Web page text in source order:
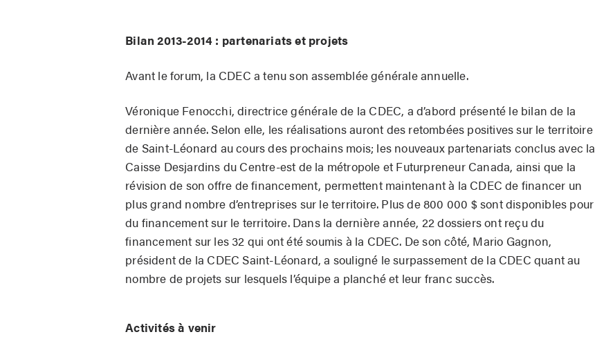
Bilan 2013-2014 : partenariats et projets
Avant le forum, la CDEC a tenu son assemblée générale annuelle.
Véronique Fenocchi, directrice générale de la CDEC, a d’abord présenté le bilan de la
dernière année. Selon elle, les réalisations auront des retombées positives sur le territoire
de Saint-Léonard au cours des prochains mois; les nouveaux partenariats conclus avec la
Caisse Desjardins du Centre-est de la métropole et Futurpreneur Canada, ainsi que la
révision de son offre de financement, permettent maintenant à la CDEC de financer un
plus grand nombre d’entreprises sur le territoire. Plus de 800 000 $ sont disponibles pour
du financement sur le territoire. Dans la dernière année, 22 dossiers ont reçu du
financement sur les 32 qui ont été soumis à la CDEC. De son côté, Mario Gagnon,
président de la CDEC Saint-Léonard, a souligné le surpassement de la CDEC quant au
nombre de projets sur lesquels l’équipe a planché et leur franc succès.
Activités à venir